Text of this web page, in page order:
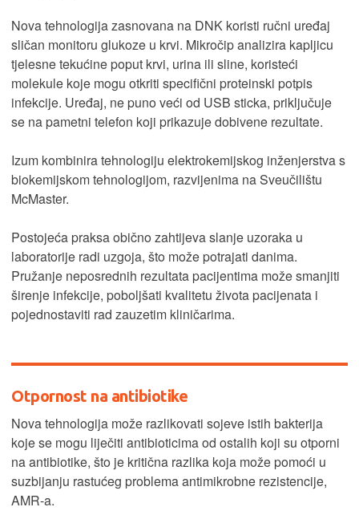
Nova tehnologija zasnovana na DNK koristi ručni uređaj
sličan monitoru glukoze u krvi. Mikročip analizira kapljicu
tjelesne tekućine poput krvi, urina ili sline, koristeći
molekule koje mogu otkriti specifični proteinski potpis
infekcije. Uređaj, ne puno veći od USB sticka, priključuje
se na pametni telefon koji prikazuje dobivene rezultate.
Izum kombinira tehnologiju elektrokemijskog inženjerstva s
biokemijskom tehnologijom, razvijenima na Sveučilištu
McMaster.
Postojeća praksa obično zahtijeva slanje uzoraka u
laboratorije radi uzgoja, što može potrajati danima.
Pružanje neposrednih rezultata pacijentima može smanjiti
širenje infekcije, poboljšati kvalitetu života pacijenata i
pojednostaviti rad zauzetim kliničarima.
Otpornost na antibiotike
Nova tehnologija može razlikovati sojeve istih bakterija
koje se mogu liječiti antibioticima od ostalih koji su otporni
na antibiotike, što je kritična razlika koja može pomoći u
suzbijanju rastućeg problema antimikrobne rezistencije,
AMR-a.